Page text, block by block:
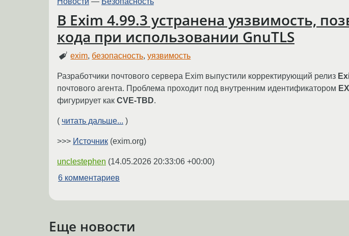
В Exim 4.99.3 устранена уязвимость,
кода при использовании GnuTLS
exim, безопасность,уязвимость
Разработчики почтового сервера Exim выпустили корректирующий релиз
почтового агента. Проблема проходит под внутренним идентификатором
фигурирует как CVE-TBD.
( читать дальше... )
>>> Источник (exim.org)
unclestephen (14.05.2026 20:33:06 +00:00)
6 комментариев
Еще новости